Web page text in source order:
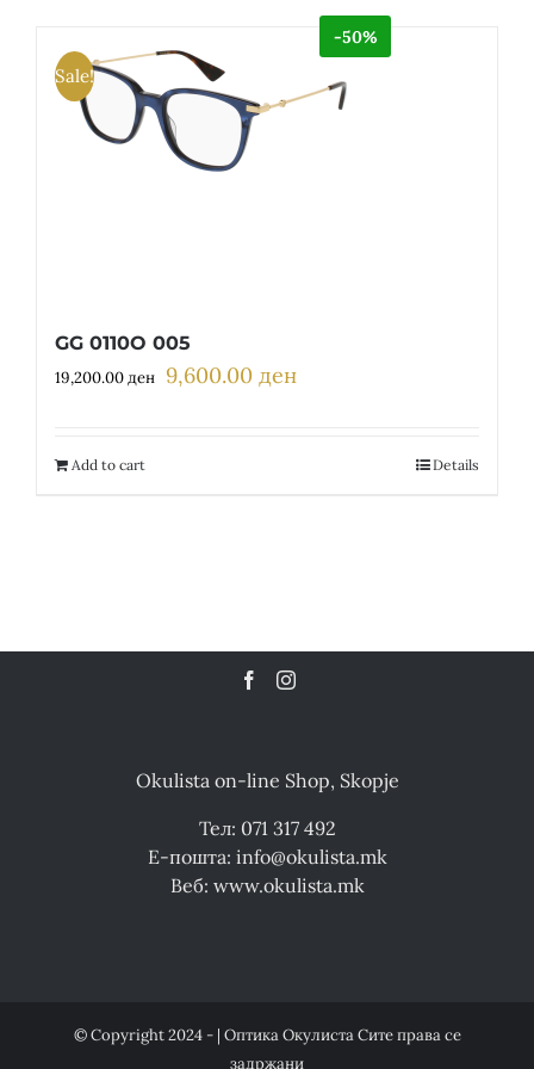
Sale!
-50%
GG 0110O 005
19,200.00ден Original
9,600.00 денCurrent
9,600.00 ден.
Add to cart Details
Okulista on-line Shop, Skopje
Тел: 071 317 492
Е-пошта: info@okulista.mk
Веб: www.okulista.mk
© Copyright 2024 - | Оптика Окулиста Сите права се
задржани